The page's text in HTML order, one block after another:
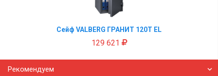
Сейф VALBERG ГРАНИТ 120Т EL
129 621
Рекомендуем